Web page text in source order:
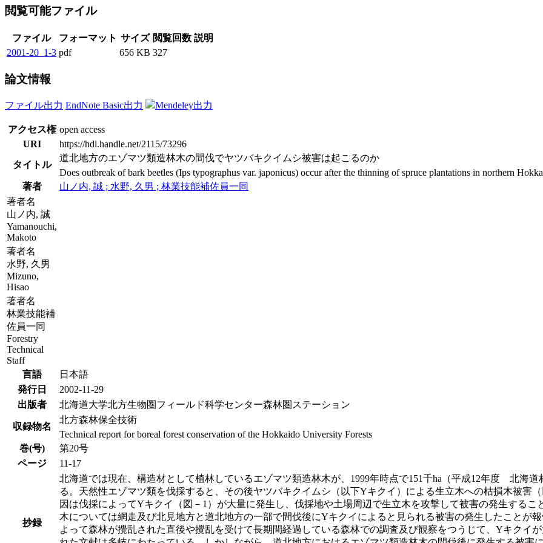
閲覧可能ファイル
ファイル フォーマット サイズ 閲覧回数 説明
2001-20_1-3 pdf 656 KB 327
論文情報
ファイル出力 EndNote Basic出力 Mendeley出力
アクセス権 open access
URI
https://hdl.handle.net/2115/73296
タイトル
道北地方のエゾマツ類造林木の間伐でヤツバキクイムシ被害は起こるのか
Does outbreak of bark beetles (Ips typographus var. japonicus) occur after the thinning of spruce plantations in northern
著者
山ノ内, 誠 ; 水野, 久男 ; 林業技能補佐員一同
著者名
山ノ内, 誠
Yamanouchi,
Makoto
著者名
水野, 久男
Mizuno,
Hisao
著者名
林業技能補
佐員一同
Forestry
Technical
Staff
言語
日本語
発行日
2002-11-29
出版者
北海道大学北方生物圏フィールド科学センター森林圏ステーション
収録物名
北方森林保全技術
Technical report for boreal forest conservation of the Hokkaido University Forests
巻(号)
第20号
ページ
11-17
抄録
北海道では現在、構造材として植林しているエゾマツ類造林木が、1999年時点で151千ha（平成12年度 北海
る。天然性エゾマツ類を伐採すると、その後ヤツバキクイムシ（以下Yキクイ）による生立木への枯損木被害
因は伐採によってYキクイ（図－1）が大量に発生し、伐採地や土場周辺で生立木を攻撃して被害の発生する
木については網走及び北見地方と道北地方の一部で間伐後にYキクイによると見られる被害の発生したことが
よって森林が攪乱された直後や攪乱を受けて長期間経過している森林での調査及び観察をつうじて、Yキクイ